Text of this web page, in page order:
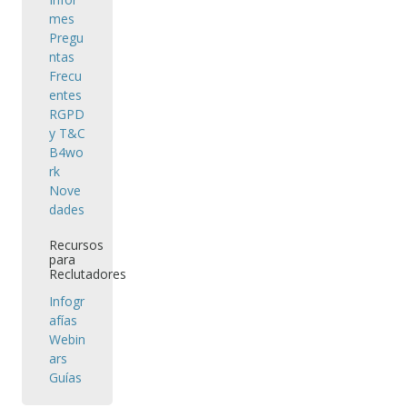
mes
Pregu
ntas
Frecu
entes
RGPD
y T&C
B4wo
rk
Nove
dades
Recursos
para
Reclutadores
Infogr
afías
Webin
ars
Guías